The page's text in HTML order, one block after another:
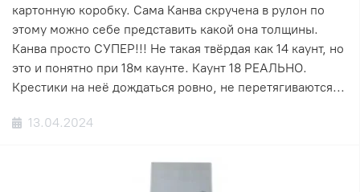
картонную коробку. Сама Канва скручена в рулон по
этому можно себе представить какой она толщины.
Канва просто СУПЕР!!! Не такая твёрдая как 14 каунт, но
это и понятно при 18м каунте. Каунт 18 РЕАЛЬНО.
Крестики на неё дождаться ровно, не перетягиваются...
13.04.2024